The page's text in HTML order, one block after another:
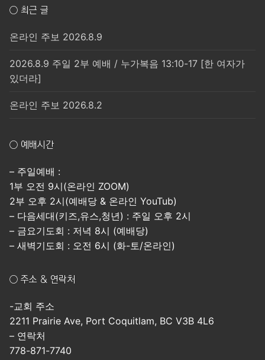
○ 최근 글
온라인 주보 2026.8.9
2026.8.9 주일 2부 예배 / 누가복음 13:10-17 [한 여자가
있더라]
온라인 주보 2026.8.2
○ 예배시간
– 주일예배 :
1부 오전 9시(온라인 ZOOM)
2부 오후 2시(예배당 & 온라인 YouTub)
– 다음세대(키즈,유스,청년) : 주일 오후 2시
– 금요기도회 : 저녁 8시 (예배당)
– 새벽기도회 : 오전 6시 (화-토/온라인)
○ 주소 & 연락처
-교회 주소
2211 Prairie Ave, Port Coquitlam, BC V3B 4L6
– 연락처
778-871-7740